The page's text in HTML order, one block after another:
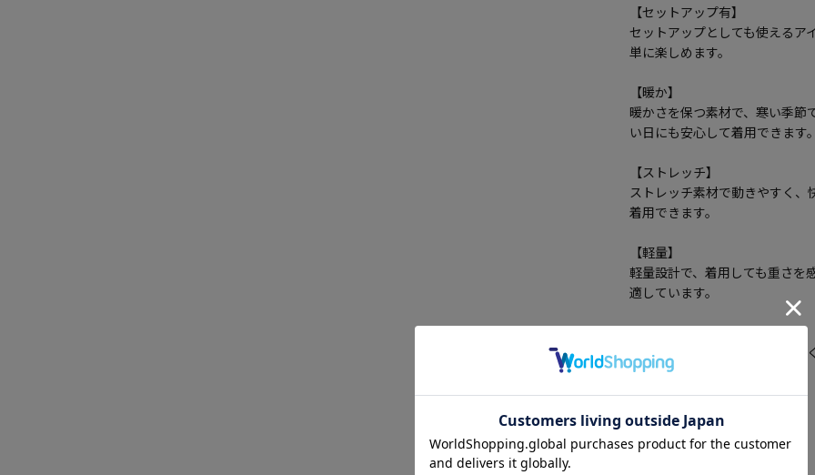
【セットアップ有】
セットアップとしても使えるア
単に楽しめます。
【暖か】
暖かさを保つ素材で、寒い季節
い日にも安心して着用できます。
【ストレッチ】
ストレッチ素材で動きやすく、
着用できます。
【軽量】
軽量設計で、着用しても重さを
適しています。
【秋冬】
秋冬シーズンにぴったりの暖